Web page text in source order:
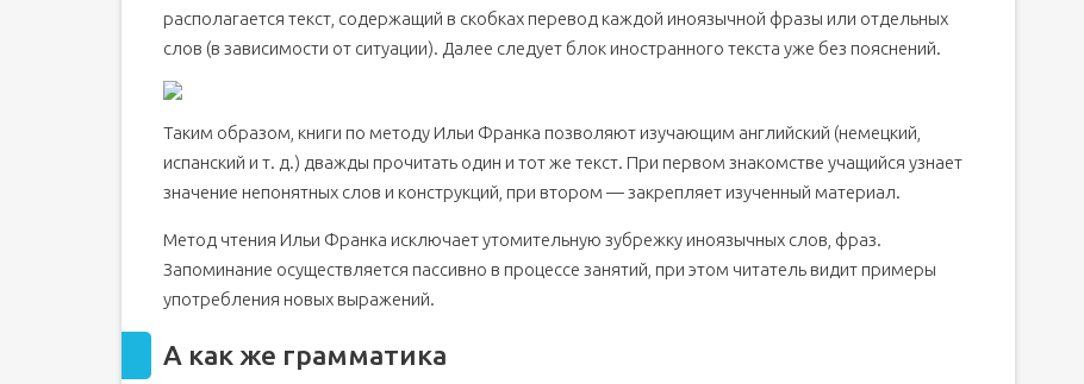
располагается текст, содержащий в скобках перевод каждой иноязычной фразы или отдельных
слов (в зависимости от ситуации). Далее следует блок иностранного текста уже без пояснений.
Таким образом, книги по методу Ильи Франка позволяют изучающим английский (немецкий,
испанский и т. д.) дважды прочитать один и тот же текст. При первом знакомстве учащийся узнает
значение непонятных слов и конструкций, при втором — закрепляет изученный материал.
Метод чтения Ильи Франка исключает утомительную зубрежку иноязычных слов, фраз.
Запоминание осуществляется пассивно в процессе занятий, при этом читатель видит примеры
употребления новых выражений.
А как же грамматика